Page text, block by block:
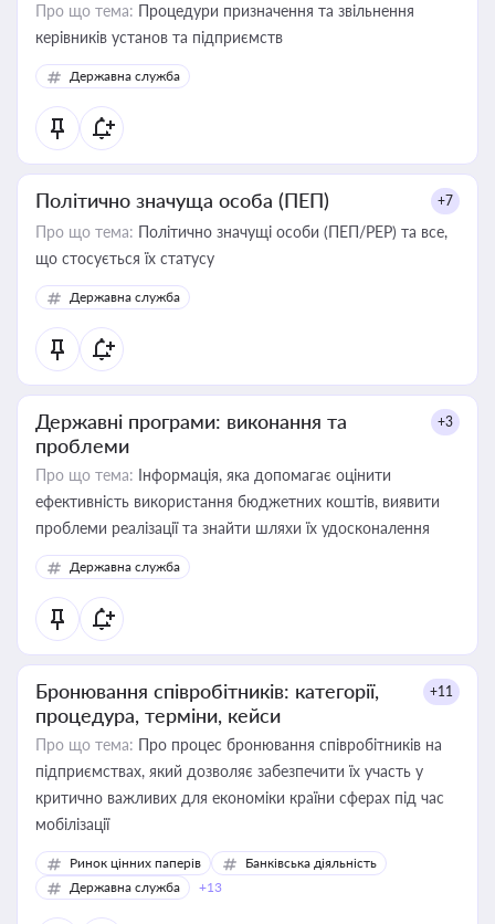
Про що тема: Процедури призначення та звільнення
керівників установ та підприємств
Державна служба
Політично значуща особа (ПЕП) +7
Про що тема: Політично значущі особи (ПЕП/PEP) та все,
що стосується їх статусу
Державна служба
Державні програми: виконання та
проблеми
+3
Про що тема: Інформація, яка допомагає оцінити
ефективність використання бюджетних коштів, виявити
проблеми реалізації та знайти шляхи їх удосконалення
Державна служба
Бронювання співробітників: категорії,
процедура, терміни, кейси
+11
Про що тема: Про процес бронювання співробітників на
підприємствах, який дозволяє забезпечити їх участь у
критично важливих для економіки країни сферах під час
мобілізації
Ринок цінних паперів
Банківська діяльність
Державна служба
+13